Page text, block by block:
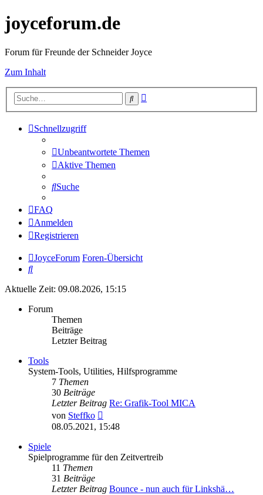
joyceforum.de
Forum für Freunde der Schneider Joyce
Zum Inhalt
Suche
Schnellzugriff
Unbeantwortete Themen
Aktive Themen
Suche
FAQ
Anmelden
Registrieren
JoyceForum Foren-Übersicht
Suche
Aktuelle Zeit: 09.08.2026, 15:15
Forum
Themen
Beiträge
Letzter Beitrag
Tools
System-Tools, Utilities, Hilfsprogramme
7 Themen
30 Beiträge
Letzter Beitrag Re: Grafik-Tool MICA
von Steffko
Beitrag
08.05.2021, 15:48
Spiele
Spielprogramme für den Zeitvertreib
11 Themen
31 Beiträge
Letzter Beitrag Bounce - nun auch für Linkshä…